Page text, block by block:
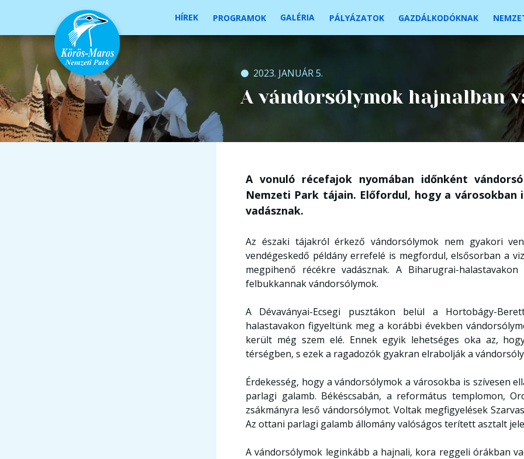
HÍREK PROGRAMOK GALÉRIA PÁLYÁZATOK GAZDÁLKODÓKNAK
2023. JANUÁR 5.
A vándorsólymok hajnalban
A vonuló récefajok nyomában időnként
Nemzeti Park tájain. Előfordul, hogy a
vadásznak.
Az északi tájakról érkező vándorsólymok nem gyakori
vendégeskedő példány errefelé is megfordul, elsősorban a
megpihenő récékre vadásznak. A Biharugrai-
felbukkannak vándorsólymok.
A Dévaványai-Ecsegi pusztákon belül a Hortobágy-
halastavakon figyeltünk meg a korábbi években
került még szem elé. Ennek egyik lehetséges oka az,
térségben, s ezek a ragadozók gyakran elrabolják a
Érdekesség, hogy a vándorsólymok a városokba is szívesen
parlagi galamb. Békéscsabán, a református templomon,
zsákmányra leső vándorsólymot. Voltak megfigyelések
Az ottani parlagi galamb állomány valóságos terített asztalt
A vándorsólymok leginkább a hajnali, kora reggeli órákban